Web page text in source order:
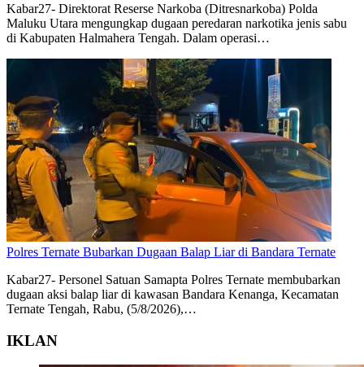
Kabar27- Direktorat Reserse Narkoba (Ditresnarkoba) Polda
Maluku Utara mengungkap dugaan peredaran narkotika jenis sabu
di Kabupaten Halmahera Tengah. Dalam operasi…
Polres Ternate Bubarkan Dugaan Balap Liar di Bandara Ternate
Kabar27- Personel Satuan Samapta Polres Ternate membubarkan
dugaan aksi balap liar di kawasan Bandara Kenanga, Kecamatan
Ternate Tengah, Rabu, (5/8/2026),…
IKLAN